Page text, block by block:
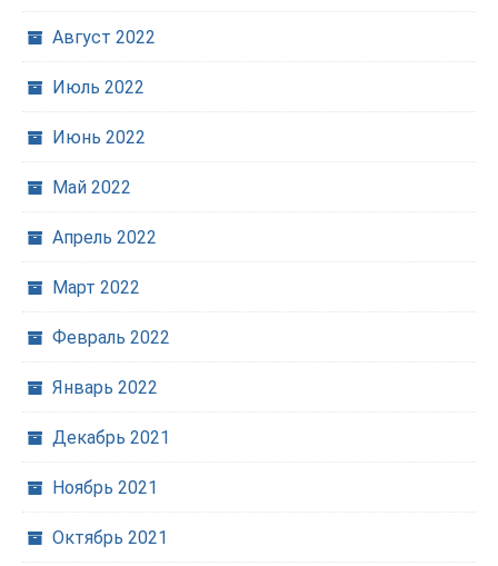
Август 2022
Июль 2022
Июнь 2022
Май 2022
Апрель 2022
Март 2022
Февраль 2022
Январь 2022
Декабрь 2021
Ноябрь 2021
Октябрь 2021